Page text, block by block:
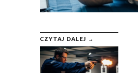
CZYTAJ DALEJ →